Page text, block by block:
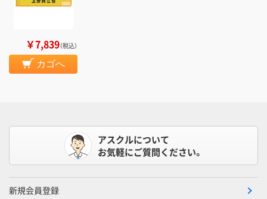
￥7,839（税込）
カゴへ
アスクルについて
お気軽にご質問ください。
新規会員登録